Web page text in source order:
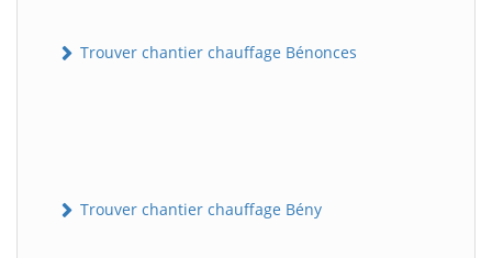
Trouver chantier chauffage Bénonces
Trouver chantier chauffage Bény